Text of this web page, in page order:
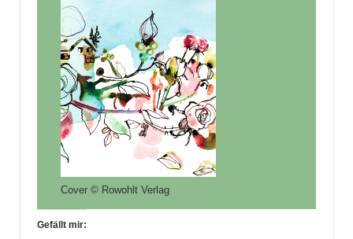
Cover © Rowohlt Verlag
Gefällt mir: